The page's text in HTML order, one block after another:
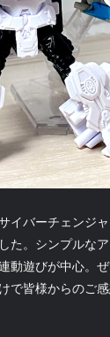
イバーチェンジ
た。シンプルな
動遊びが中心。
で皆様からのご